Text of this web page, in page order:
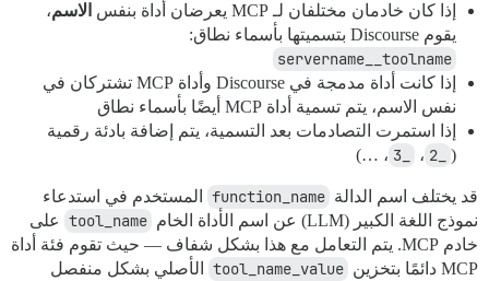
إذا كان خادمان مختلفان لـ MCP يعرضان أداة بنفس الاسم،
يقوم Discourse بتسميتها بأسماء نطاق:
servername__toolname
إذا كانت أداة مدمجة في Discourse وأداة MCP تشتركان في
نفس الاسم، يتم تسمية أداة MCP أيضًا بأسماء نطاق
إذا استمرت التصادمات بعد التسمية، يتم إضافة بادئة رقمية
(
، ، …)
قد يختلف اسم الدالة function_name
المستخدم في استدعاء
نموذج اللغة الكبير (LLM) عن اسم الأداة الخام
tool_name على
خادم MCP. يتم التعامل مع هذا بشكل شفاف — حيث تقوم فئة أداة
MCP دائمًا بتخزين
tool_name_value
الأصلي بشكل منفصل